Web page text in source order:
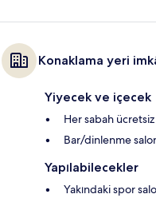
Konaklama yeri
Yiyecek ve içecek
Her sabah ücretsiz
Bar/dinlenme
Yapılabilecekler
Yakındaki spor